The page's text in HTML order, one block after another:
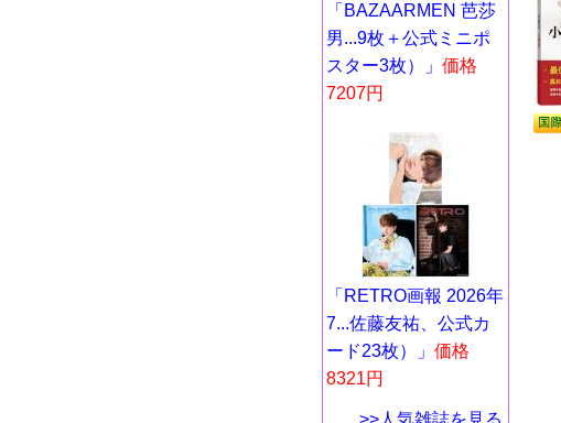
「BAZAARMEN 芭莎
男...9枚＋公式ミニポ
スター3枚）」 価格
7207円
「RETRO画報 2026年
7...佐藤友祐、公式カ
ード23枚）」 価格
8321円
>>人気雑誌を見る